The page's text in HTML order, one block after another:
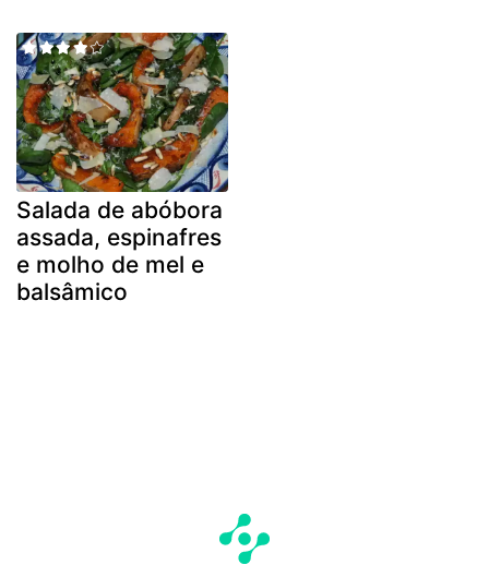
Salada de abóbora
assada, espinafres
e molho de mel e
balsâmico